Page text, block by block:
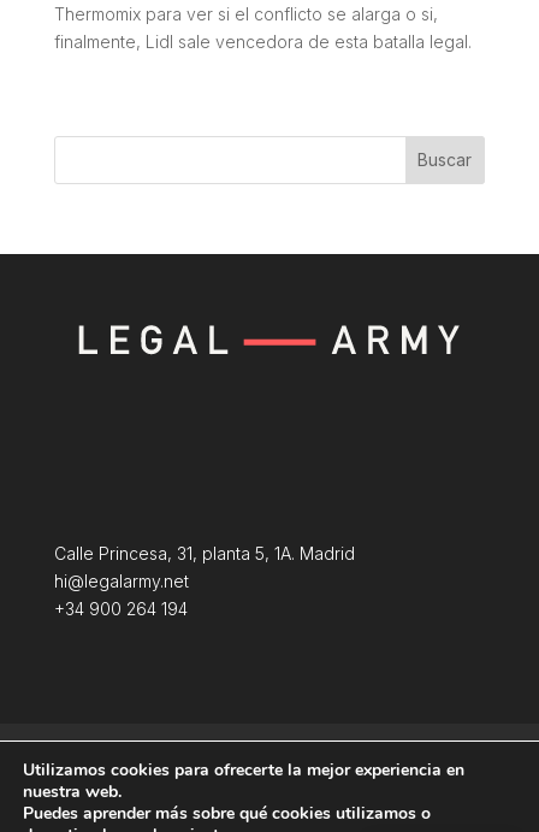
Thermomix para ver si el conflicto se alarga o si,
finalmente, Lidl sale vencedora de esta batalla legal.
Buscar
Calle Princesa, 31, planta 5, 1A. Madrid
hi@legalarmy.net
+34 900 264 194
Terminos y condiciones
Política de Cookies
Utilizamos cookies para ofrecerte la mejor experiencia en
nuestra web.
Puedes aprender más sobre qué cookies utilizamos o